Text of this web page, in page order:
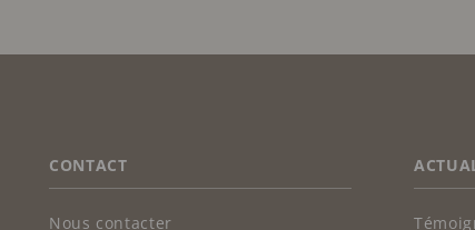
FOOTER
CONTACT
Nous contacter